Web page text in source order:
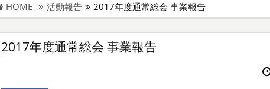
HOME 活動報告 2017年度通常総会 事業報告
2017年度通常総会 事業報告